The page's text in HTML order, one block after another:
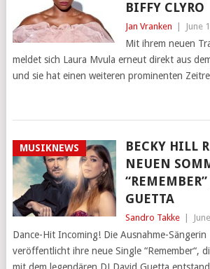
BIFFY CLYRO
Jan Vranken June
Mit ihrem neuen
meldet sich Laura Mvula erneut direkt aus
und sie hat einen weiteren prominenten
MUSIKNEWS
BECKY HILL
NEUEN
GUETTA
Sandro Takke
Dance-Hit Incoming! Die Ausnahme-Sängerin
veröffentlicht ihre neue Single “Remember“,